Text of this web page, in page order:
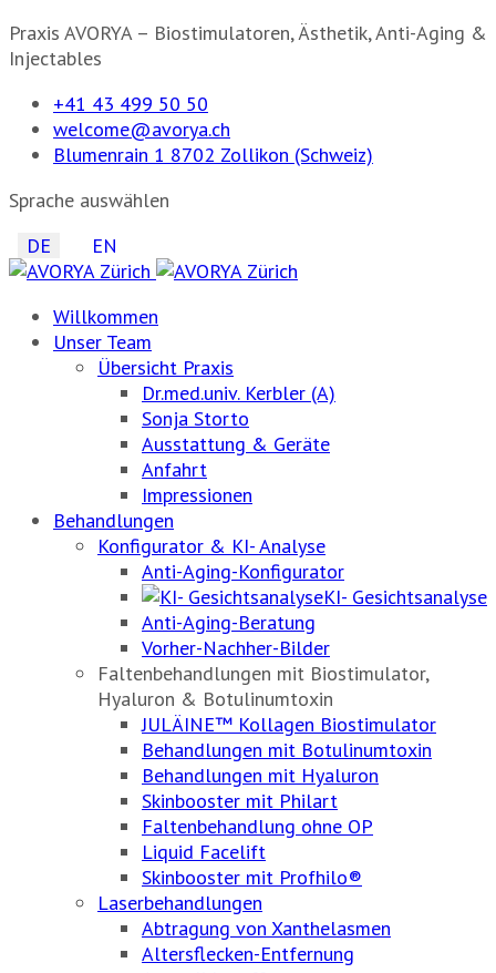
Praxis AVORYA – Biostimulatoren, Ästhetik, Anti-Aging &
Injectables
+41 43 499 50 50
welcome@avorya.ch
Blumenrain 1 8702 Zollikon (Schweiz)
Sprache auswählen
DE
EN
Willkommen
Unser Team
Übersicht Praxis
Dr.med.univ. Kerbler (A)
Sonja Storto
Ausstattung & Geräte
Anfahrt
Impressionen
Behandlungen
Konfigurator & KI- Analyse
Anti-Aging-Konfigurator
KI- Gesichtsanalyse
Anti-Aging-Beratung
Vorher-Nachher-Bilder
Faltenbehandlungen mit Biostimulator,
Hyaluron & Botulinumtoxin
JULÄINE™ Kollagen Biostimulator
Behandlungen mit Botulinumtoxin
Behandlungen mit Hyaluron
Skinbooster mit Philart
Faltenbehandlung ohne OP
Liquid Facelift
Skinbooster mit Profhilo®
Laserbehandlungen
Abtragung von Xanthelasmen
Altersflecken-Entfernung